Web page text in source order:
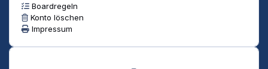
Boardregeln
Konto löschen
Impressum